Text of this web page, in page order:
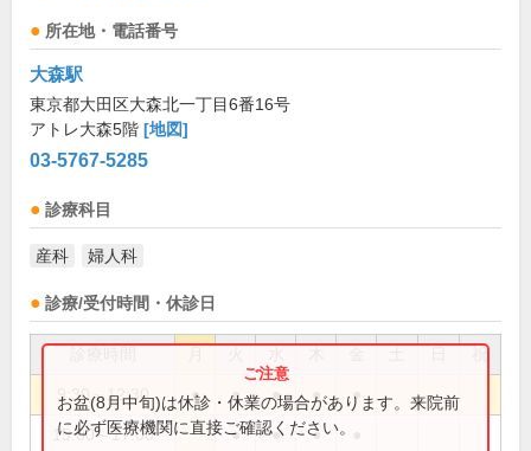
所在地・電話番号
大森駅
東京都大田区大森北一丁目6番16号
アトレ大森5階 [地図]
03-5767-5285
診療科目
産科 婦人科
診療/受付時間・休診日
祝
9:30～12:30 ● ● ● ● ●
15:00～17:00 ● ● ●
お盆(8月中旬)は休診・休業の場合があります。来院前
に必ず医療機関に直接ご確認ください。